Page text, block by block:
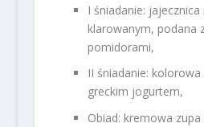
I śniadanie: jajecznica
klarowanym, podana
pomidorami,
II śniadanie:
greckim jogurtem,
Obiad: kremowa zupa